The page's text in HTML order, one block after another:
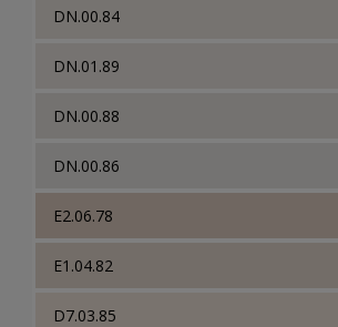
DN.00.84
DN.01.89
DN.00.88
DN.00.86
E2.06.78
E1.04.82
D7.03.85